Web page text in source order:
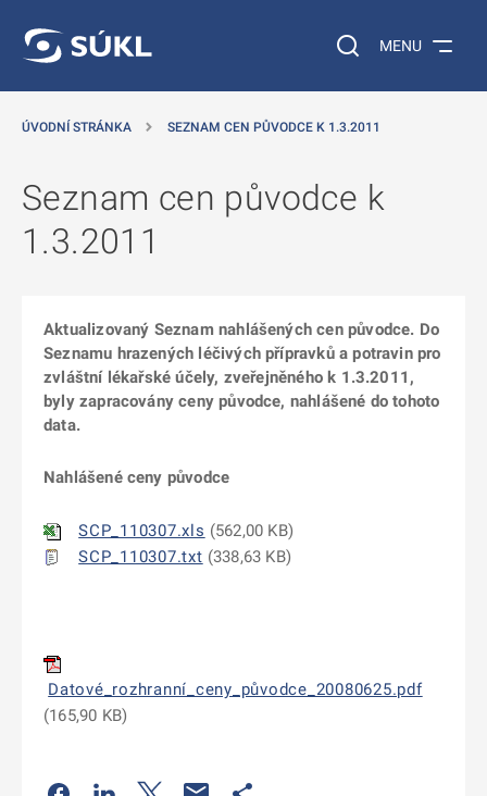
Vyhledávání na
MENU
ÚVODNÍ STRÁNKA SEZNAM CEN PŮVODCE K 1.3.2011
Seznam cen původce k
1.3.2011
Aktualizovaný Seznam nahlášených cen původce. Do
Seznamu hrazených léčivých přípravků a potravin pro
zvláštní lékařské účely, zveřejněného k 1.3.2011,
byly zapracovány ceny původce, nahlášené do tohoto
data.
Nahlášené ceny původce
SCP_110307.xls (562,00 KB)
SCP_110307.txt (338,63 KB)
Datové_rozhranní_ceny_původce_20080625.pdf
(165,90 KB)
Odkaz se otevře na nové kartě
Odkaz se otevře na nové kartě
Odkaz se otevře na nové kartě